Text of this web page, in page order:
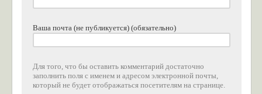
Ваша почта (не публикуется) (обязательно)
Для того, что бы оставить комментарий достаточно
заполнить поля с именем и адресом электронной почты,
который не будет отображаться посетителям на странице.